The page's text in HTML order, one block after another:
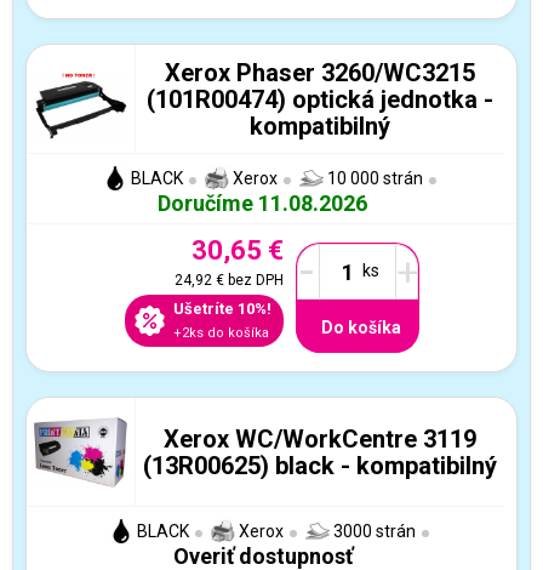
Xerox Phaser 3260/WC3215
(101R00474) optická jednotka -
kompatibilný
BLACK Xerox 10 000 strán
Doručíme 11.08.2026
30,65 €
24,92 €bez DPH
Ušetríte 10%!
+2ks do košíka
- +
Do košíka
Xerox WC/WorkCentre 3119
(13R00625) black - kompatibilný
BLACK Xerox 3000 strán
Overiť dostupnosť